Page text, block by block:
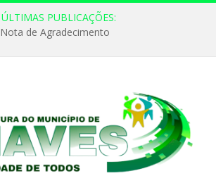
ÚLTIMAS PUBLICAÇÕES:
Nota de Agradecimento